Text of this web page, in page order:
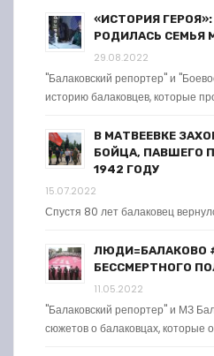
«ИСТОРИЯ
РОДИЛАСЬ СЕМЬЯ
29.08.2022
"Балаковский репортер" и
историю балаковцев, которые
В МАТВЕЕВКЕ
БОЙЦА, ПАВШЕГО
1942 ГОДУ
15.07.2022
Спустя 80 лет балаковец
ЛЮДИ=БАЛАКОВО
БЕССМЕРТНОГО
11.05.2022
"Балаковский репортер" и МЗ
сюжетов о балаковцах, которые